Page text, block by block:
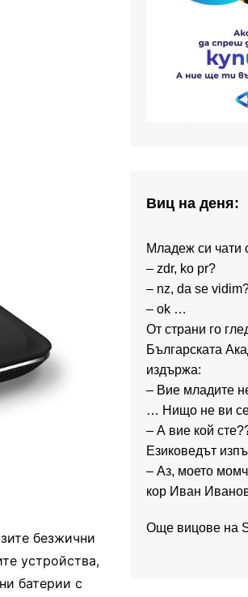
безжични
устройства,
батерии с
Виц на деня:
Младеж си чати
– zdr, ko pr?
– nz, da se
– ok …
От страни го
Българската
издържа:
– Вие младите
… Нищо не ви
– А вие кой
Езиковедът
– Аз, моето
кор Иван
Още вицове на